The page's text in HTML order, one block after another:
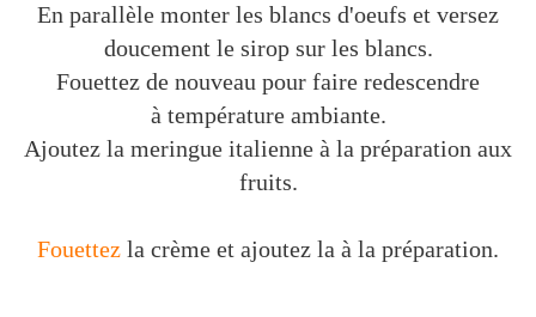
En parallèle monter les blancs d'oeufs et versez
doucement le sirop sur les blancs.
Fouettez de nouveau pour faire redescendre
à température ambiante.
Ajoutez la meringue italienne à la préparation aux
fruits.
Fouettez la crème et ajoutez la à la préparation.